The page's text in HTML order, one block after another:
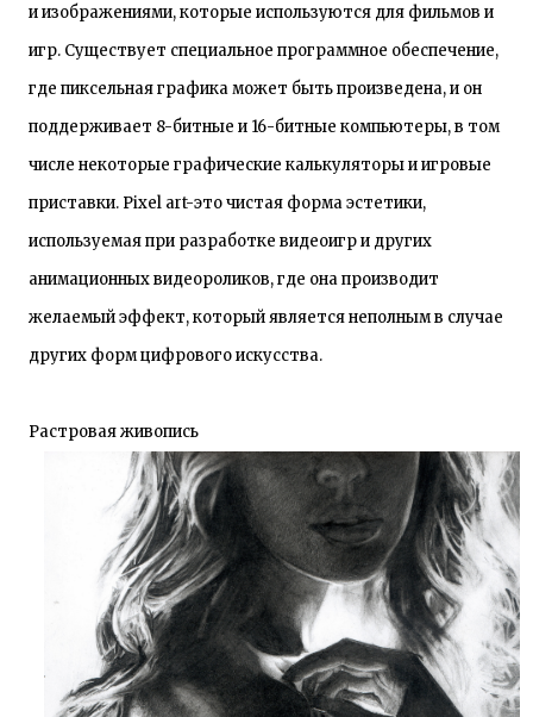
и изображениями, которые используются для фильмов и
игр. Существует специальное программное обеспечение,
где пиксельная графика может быть произведена, и он
поддерживает 8-битные и 16-битные компьютеры, в том
числе некоторые графические калькуляторы и игровые
приставки. Pixel art-это чистая форма эстетики,
используемая при разработке видеоигр и других
анимационных видеороликов, где она производит
желаемый эффект, который является неполным в случае
других форм цифрового искусства.
Растровая живопись